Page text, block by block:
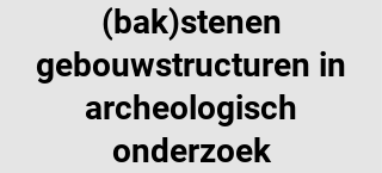
(bak)stenen
gebouwstructuren in
archeologisch
onderzoek